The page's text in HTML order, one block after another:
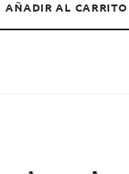
AÑADIR AL CARRITO